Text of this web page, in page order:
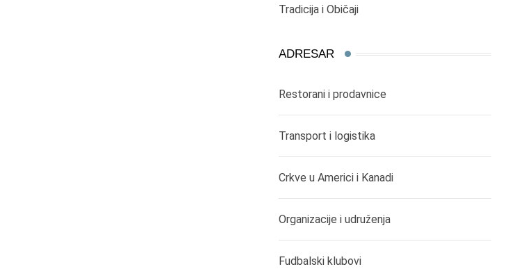
Tradicija i Običaji
ADRESAR
Restorani i prodavnice
Transport i logistika
Crkve u Americi i Kanadi
Organizacije i udruženja
Fudbalski klubovi